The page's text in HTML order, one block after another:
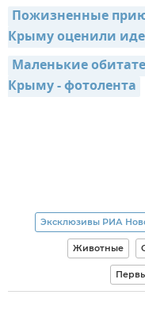
Пожизненные
Крыму оценили
Маленькие
Крыму - фотолента
Эксклюзивы РИА
Животные